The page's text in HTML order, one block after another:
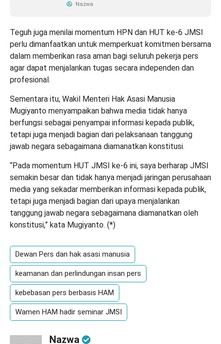
Nazwa
Teguh juga menilai momentum HPN dan HUT ke-6 JMSI
perlu dimanfaatkan untuk memperkuat komitmen bersama
dalam memberikan rasa aman bagi seluruh pekerja pers
agar dapat menjalankan tugas secara independen dan
profesional.
Sementara itu, Wakil Menteri Hak Asasi Manusia
Mugiyanto menyampaikan bahwa media tidak hanya
berfungsi sebagai penyampai informasi kepada publik,
tetapi juga menjadi bagian dari pelaksanaan tanggung
jawab negara sebagaimana diamanatkan konstitusi.
“Pada momentum HUT JMSI ke-6 ini, saya berharap JMSI
semakin besar dan tidak hanya menjadi jaringan perusahaan
media yang sekadar memberikan informasi kepada publik,
tetapi juga menjadi bagian dari upaya menjalankan
tanggung jawab negara sebagaimana diamanatkan oleh
konstitusi,” kata Mugiyanto. (*)
Dewan Pers dan hak asasi manusia
keamanan dan perlindungan insan pers
kebebasan pers berbasis HAM
Wamen HAM hadir seminar JMSI
Nazwa